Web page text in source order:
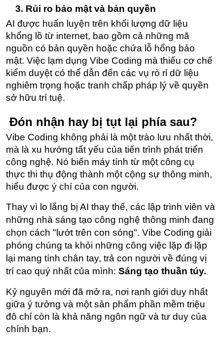
3. Rủi ro bảo mật và bản quyền
AI được huấn luyện trên khối lượng dữ liệu
khổng lồ từ internet, bao gồm cả những mã
nguồn có bản quyền hoặc chứa lỗ hổng bảo
mật. Việc lạm dụng Vibe Coding mà thiếu cơ chế
kiểm duyệt có thể dẫn đến các vụ rò rỉ dữ liệu
nghiêm trọng hoặc tranh chấp pháp lý về quyền
sở hữu trí tuệ.
Đón nhận hay bị tụt lại phía sau?
Vibe Coding không phải là một trào lưu nhất thời,
mà là xu hướng tất yếu của tiến trình phát triển
công nghệ. Nó biến máy tính từ một công cụ
thực thi thụ động thành một cộng sự thông minh,
hiểu được ý chí của con người.
Thay vì lo lắng bị AI thay thế, các lập trình viên và
những nhà sáng tạo công nghệ thông minh đang
chọn cách "lướt trên con sóng". Vibe Coding giải
phóng chúng ta khỏi những công việc lặp đi lặp
lại mang tính chân tay, trả con người về đúng vị
trí cao quý nhất của mình: Sáng tạo thuần túy.
Kỷ nguyên mới đã mở ra, nơi ranh giới duy nhất
giữa ý tưởng và một sản phẩm phần mềm triệu
đô chỉ còn là khả năng ngôn ngữ và tư duy của
chính bạn.